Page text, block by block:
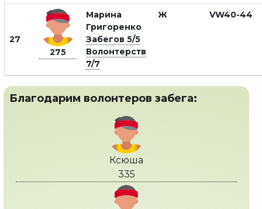
27
275
Марина
Григоренко
Забегов 5/5
Волонтерств
7/7
Ж VW40-44
Благодарим волонтеров забега:
Ксюша
335